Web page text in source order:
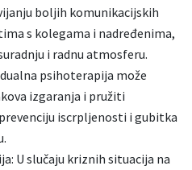
boljih komunikacijskih
s kolegama i nadređenima,
i radnu atmosferu.
psihoterapija može
izgaranja i pružiti
iscrpljenosti i gubitka
U slučaju kriznih situacija na